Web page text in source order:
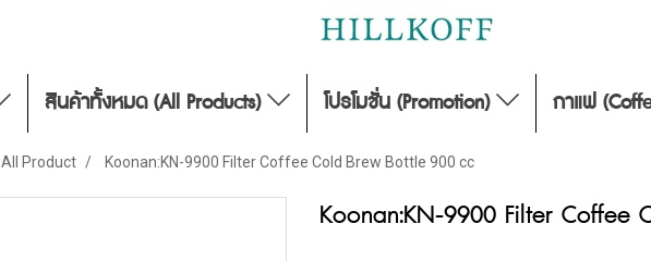
สินค้าทั้งหมด (All Products) โปรโมชั่น (Promotion) กาแฟ
All Product Koonan:KN-9900 Filter Coffee Cold Brew Bottle 900 cc
Koonan:KN-9900 Filter Coffee